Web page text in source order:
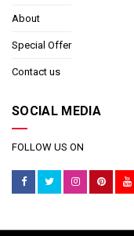
About
Special Offer
Contact us
SOCIAL MEDIA
FOLLOW US ON